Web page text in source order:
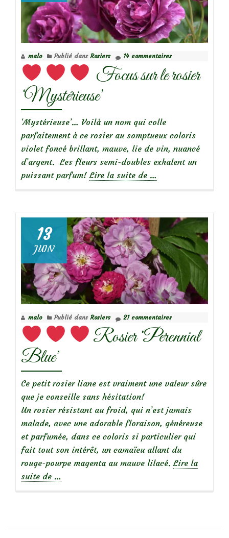
sur
le
rosier
grimpant
‘Oh
Wow’
malo Publié dans Rosiers 14 commentaires
Focus sur le rosier
‘Mystérieuse’
‘Mystérieuse’… Voilà un nom qui colle
parfaitement à ce rosier au somptueux coloris
violet foncé brillant, mauve, lie de vin, nuancé
d’argent. Les fleurs semi-doubles exhalent un
puissant parfum! Lire la suite de
Focus
sur
le
rosier
‘Mystérieuse’
…
13
JUIN
malo Publié dans Rosiers 21 commentaires
Rosier ‘Perennial
Blue’
Ce petit rosier liane est vraiment une valeur sûre
que je conseille sans hésitation!
Un rosier résistant au froid, qui n’est jamais
malade, avec une adorable floraison, généreuse
et parfumée, dans ce coloris si particulier qui
fait tout son intérêt, un camaïeu allant du
rouge-pourpe magenta au mauve lilacé. Lire la
suite de …